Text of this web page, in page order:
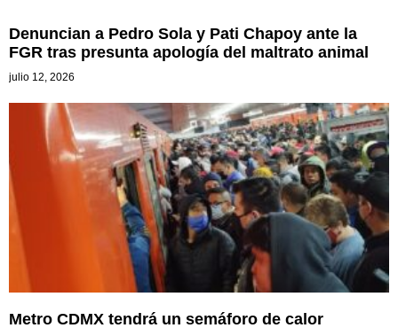
Denuncian a Pedro Sola y Pati Chapoy ante la
FGR tras presunta apología del maltrato animal
julio 12, 2026
Metro CDMX tendrá un semáforo de calor